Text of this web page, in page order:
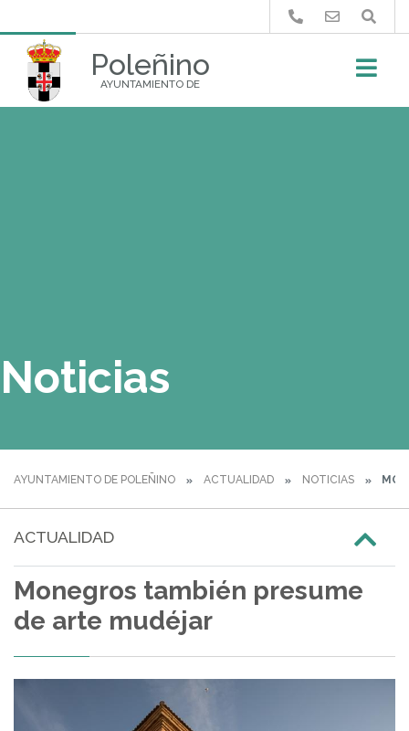
Poleñino
AYUNTAMIENTO DE
Buscar
Noticias
AYUNTAMIENTO DE POLEÑINO ACTUALIDAD NOTICIAS
ACTUALIDAD
Monegros también presume
de arte mudéjar